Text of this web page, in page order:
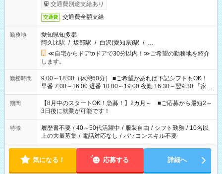
交通費別途支給あり
交通費 交通費全額支給
勤務地
愛知県知多郡
阿久比駅 / 坂部駅 / 白沢(愛知県)駅 / …
≪自宅からドアtoドアで30分以内！≫ご希望の勤務地を紹介
します。
勤務時間
9:00～18:00（休憩60分） ■ご希望があれば下記シフトもOK！
早番 7:00～16:00 遅番 10:00～19:00 夜勤 16:30～翌9:30 「家族
と休みを合わせたい」 「余裕を持って夕飯の準備がしたい」
「できれば残業はしたくない」 など、ご希望を教えてください
ね。 ※Wワーク希望の方へ 今ご覧のお仕事で希望する勤務時間
と、もう1つのお仕事の勤務時間。 合計で週40時間を超える場
合は応募できません。
期間
【8月中のスタートOK！急募！】2カ月～ ■ご応募から最短2～
3日後に就業が可能です！
特徴 履歴書不要 / 40～50代活躍中 / 服装自由 / シフト勤務 / 10名以
上の大量募集 / 電話対応なし / パソコンスキル不要
気になる！ 応募する 詳細へ